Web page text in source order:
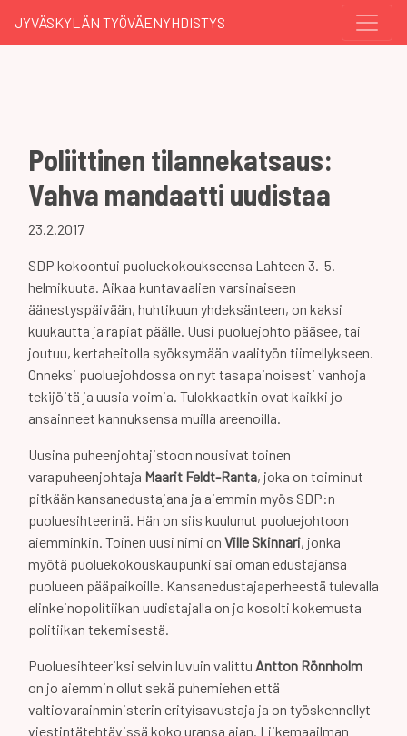
JYVÄSKYLÄN TYÖVÄENYHDISTYS
Poliittinen tilannekatsaus:
Vahva mandaatti uudistaa
23.2.2017
SDP kokoontui puoluekokoukseensa Lahteen 3.-5.
helmikuuta. Aikaa kuntavaalien varsinaiseen
äänestyspäivään, huhtikuun yhdeksänteen, on kaksi
kuukautta ja rapiat päälle. Uusi puoluejohto pääsee, tai
joutuu, kertaheitolla syöksymään vaalityön tiimellykseen.
Onneksi puoluejohdossa on nyt tasapainoisesti vanhoja
tekijöitä ja uusia voimia. Tulokkaatkin ovat kaikki jo
ansainneet kannuksensa muilla areenoilla.
Uusina puheenjohtajistoon nousivat toinen
varapuheenjohtaja Maarit Feldt-Ranta, joka on toiminut
pitkään kansanedustajana ja aiemmin myös SDP:n
puoluesihteerinä. Hän on siis kuulunut puoluejohtoon
aiemminkin. Toinen uusi nimi on Ville Skinnari, jonka
myötä puoluekokouskaupunki sai oman edustajansa
puolueen pääpaikoille. Kansanedustajaperheestä tulevalla
elinkeinopolitiikan uudistajalla on jo kosolti kokemusta
politiikan tekemisestä.
Puoluesihteeriksi selvin luvuin valittu Antton Rönnholm
on jo aiemmin ollut sekä puhemiehen että
valtiovarainministerin erityisavustaja ja on työskennellyt
viestintätehtävissä koko uransa ajan. Liikemaailman